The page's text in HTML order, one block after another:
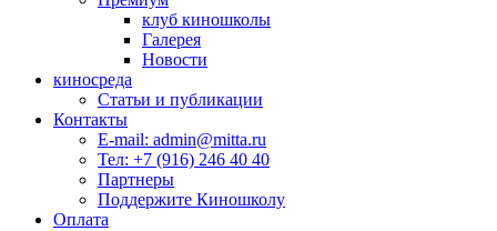
клуб киношколы
Галерея
Новости
киносреда
Статьи и публикации
Контакты
E-mail: admin@mitta.ru
Тел: +7 (916) 246 40 40
Партнеры
Поддержите Киношколу
Оплата